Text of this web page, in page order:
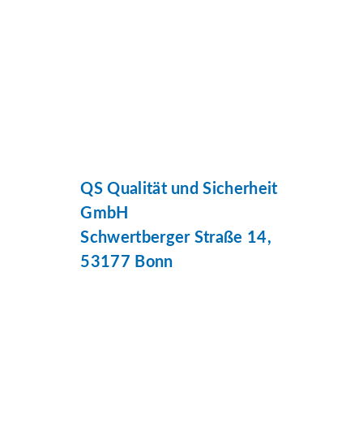
QS Qualität und Sicherheit
GmbH
Schwertberger Straße 14,
53177 Bonn